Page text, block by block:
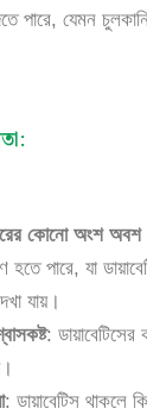
পারে, যেমন
কোনো অংশ অবশ
হতে পারে, যা
যায়।
:
: ডায়াবেটিস থাকলে